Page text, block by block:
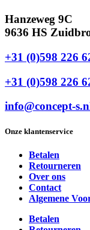
Hanzeweg 9C
9636 HS
+31 (0)598 226
+31 (0)598 226
info@concept-
Onze klantenservice
Betalen
Retourneren
Over ons
Contact
Algemene
Betalen